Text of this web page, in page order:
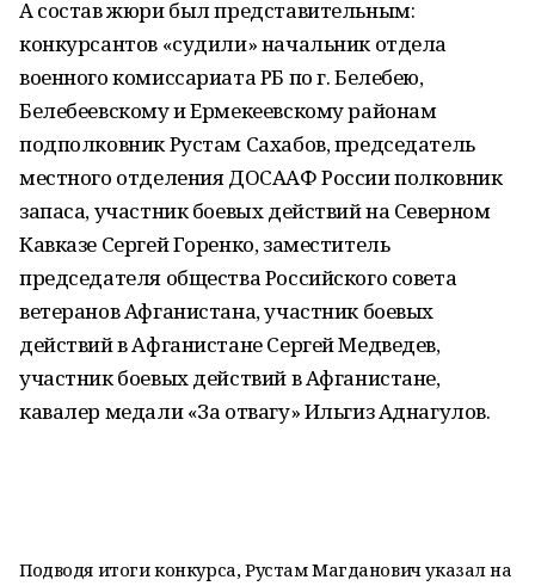
А состав жюри был представительным:
конкурсантов «судили» начальник отдела
военного комиссариата РБ по г. Белебею,
Белебеевскому и Ермекеевскому районам
подполковник Рустам Сахабов, председатель
местного отделения ДОСААФ России полковник
запаса, участник боевых действий на Северном
Кавказе Сергей Горенко, заместитель
председателя общества Российского совета
ветеранов Афганистана, участник боевых
действий в Афганистане Сергей Медведев,
участник боевых действий в Афганистане,
кавалер медали «За отвагу» Ильгиз Аднагулов.
Подводя итоги конкурса, Рустам Магданович указал на